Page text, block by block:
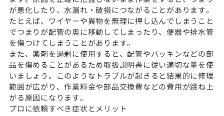
が悪化したり、水漏れ・破損につながることがあります。
たとえば、ワイヤーや異物を無理に押し込んでしまうこと
でつまりが配管の奥に移動してしまったり、便器や排水管
を傷つけてしまうことがあります。
また、薬剤を過剰に使用すると、配管やパッキンなどの部
品を傷めることがあるため取扱説明書に従い適切な量を使
いましょう。このようなトラブルが起きると結果的に修理
範囲が広がり、作業料金や部品交換費などの費用が跳ね上
がる原因になります。
プロに依頼すべき症状とメリット